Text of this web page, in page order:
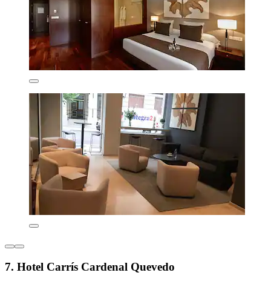
7. Hotel Carrís Cardenal Quevedo